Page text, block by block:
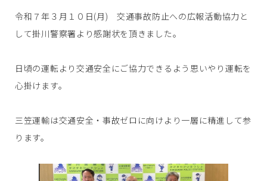
令和７年３月１０日(月) 交通事故防止への広報活動協力と
して掛川警察署より感謝状を頂きました。
日頃の運転より交通安全にご協力できるよう思いやり運転を
心掛けます。
三笠運輸は交通安全・事故ゼロに向けより一層に精進して参
ります。